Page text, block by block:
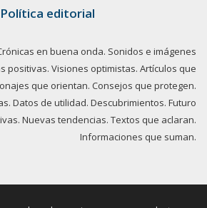
Política editorial
en buena onda. Sonidos e imágenes
positivas. Visiones optimistas. Artículos que
que orientan. Consejos que protegen.
Datos de utilidad. Descubrimientos. Futuro
Nuevas tendencias. Textos que aclaran.
Informaciones que suman.